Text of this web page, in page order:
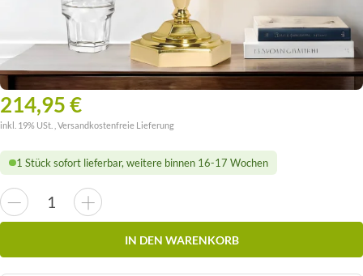
214,95 €
inkl. 19% USt. , Versandkostenfreie Lieferung
1 Stück sofort lieferbar, weitere binnen 16-17 Wochen
IN DEN WARENKORB